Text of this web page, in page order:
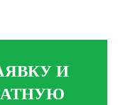
И